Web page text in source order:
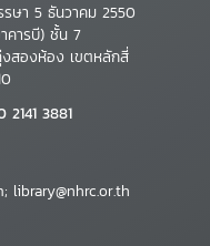
ษา 5 ธันวาคม 2550
คารบี) ชั้น 7
สองห้อง เขตหลักสี่
2141 3881
library@nhrc.or.th